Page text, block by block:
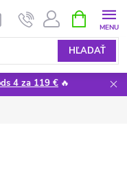
HĽADAŤ
KOŠÍK
4 za 119 € 🔥